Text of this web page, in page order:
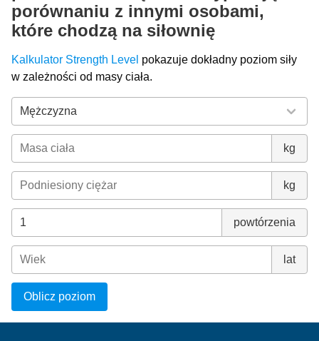
porównaniu z innymi osobami,
które chodzą na siłownię
Kalkulator Strength Level pokazuje dokładny poziom siły
w zależności od masy ciała.
kg
kg
powtórzenia
lat
Oblicz poziom